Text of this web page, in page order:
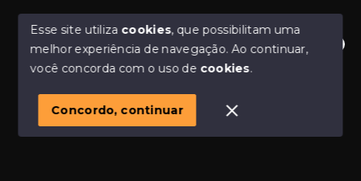
Olá! Estamos disponíveis para te ajudar.
© Copyright 2026 - Imobiliária em Araguari | iMartins |
imobiliária Araguari | Financiamento Imobiliário -
SITE PARA IMOBILIARIA
Esse site utiliza cookies, que possibilitam uma
melhor experiência de navegação.Ao continuar,
você concorda com o uso de cookies.
Concordo, continuar